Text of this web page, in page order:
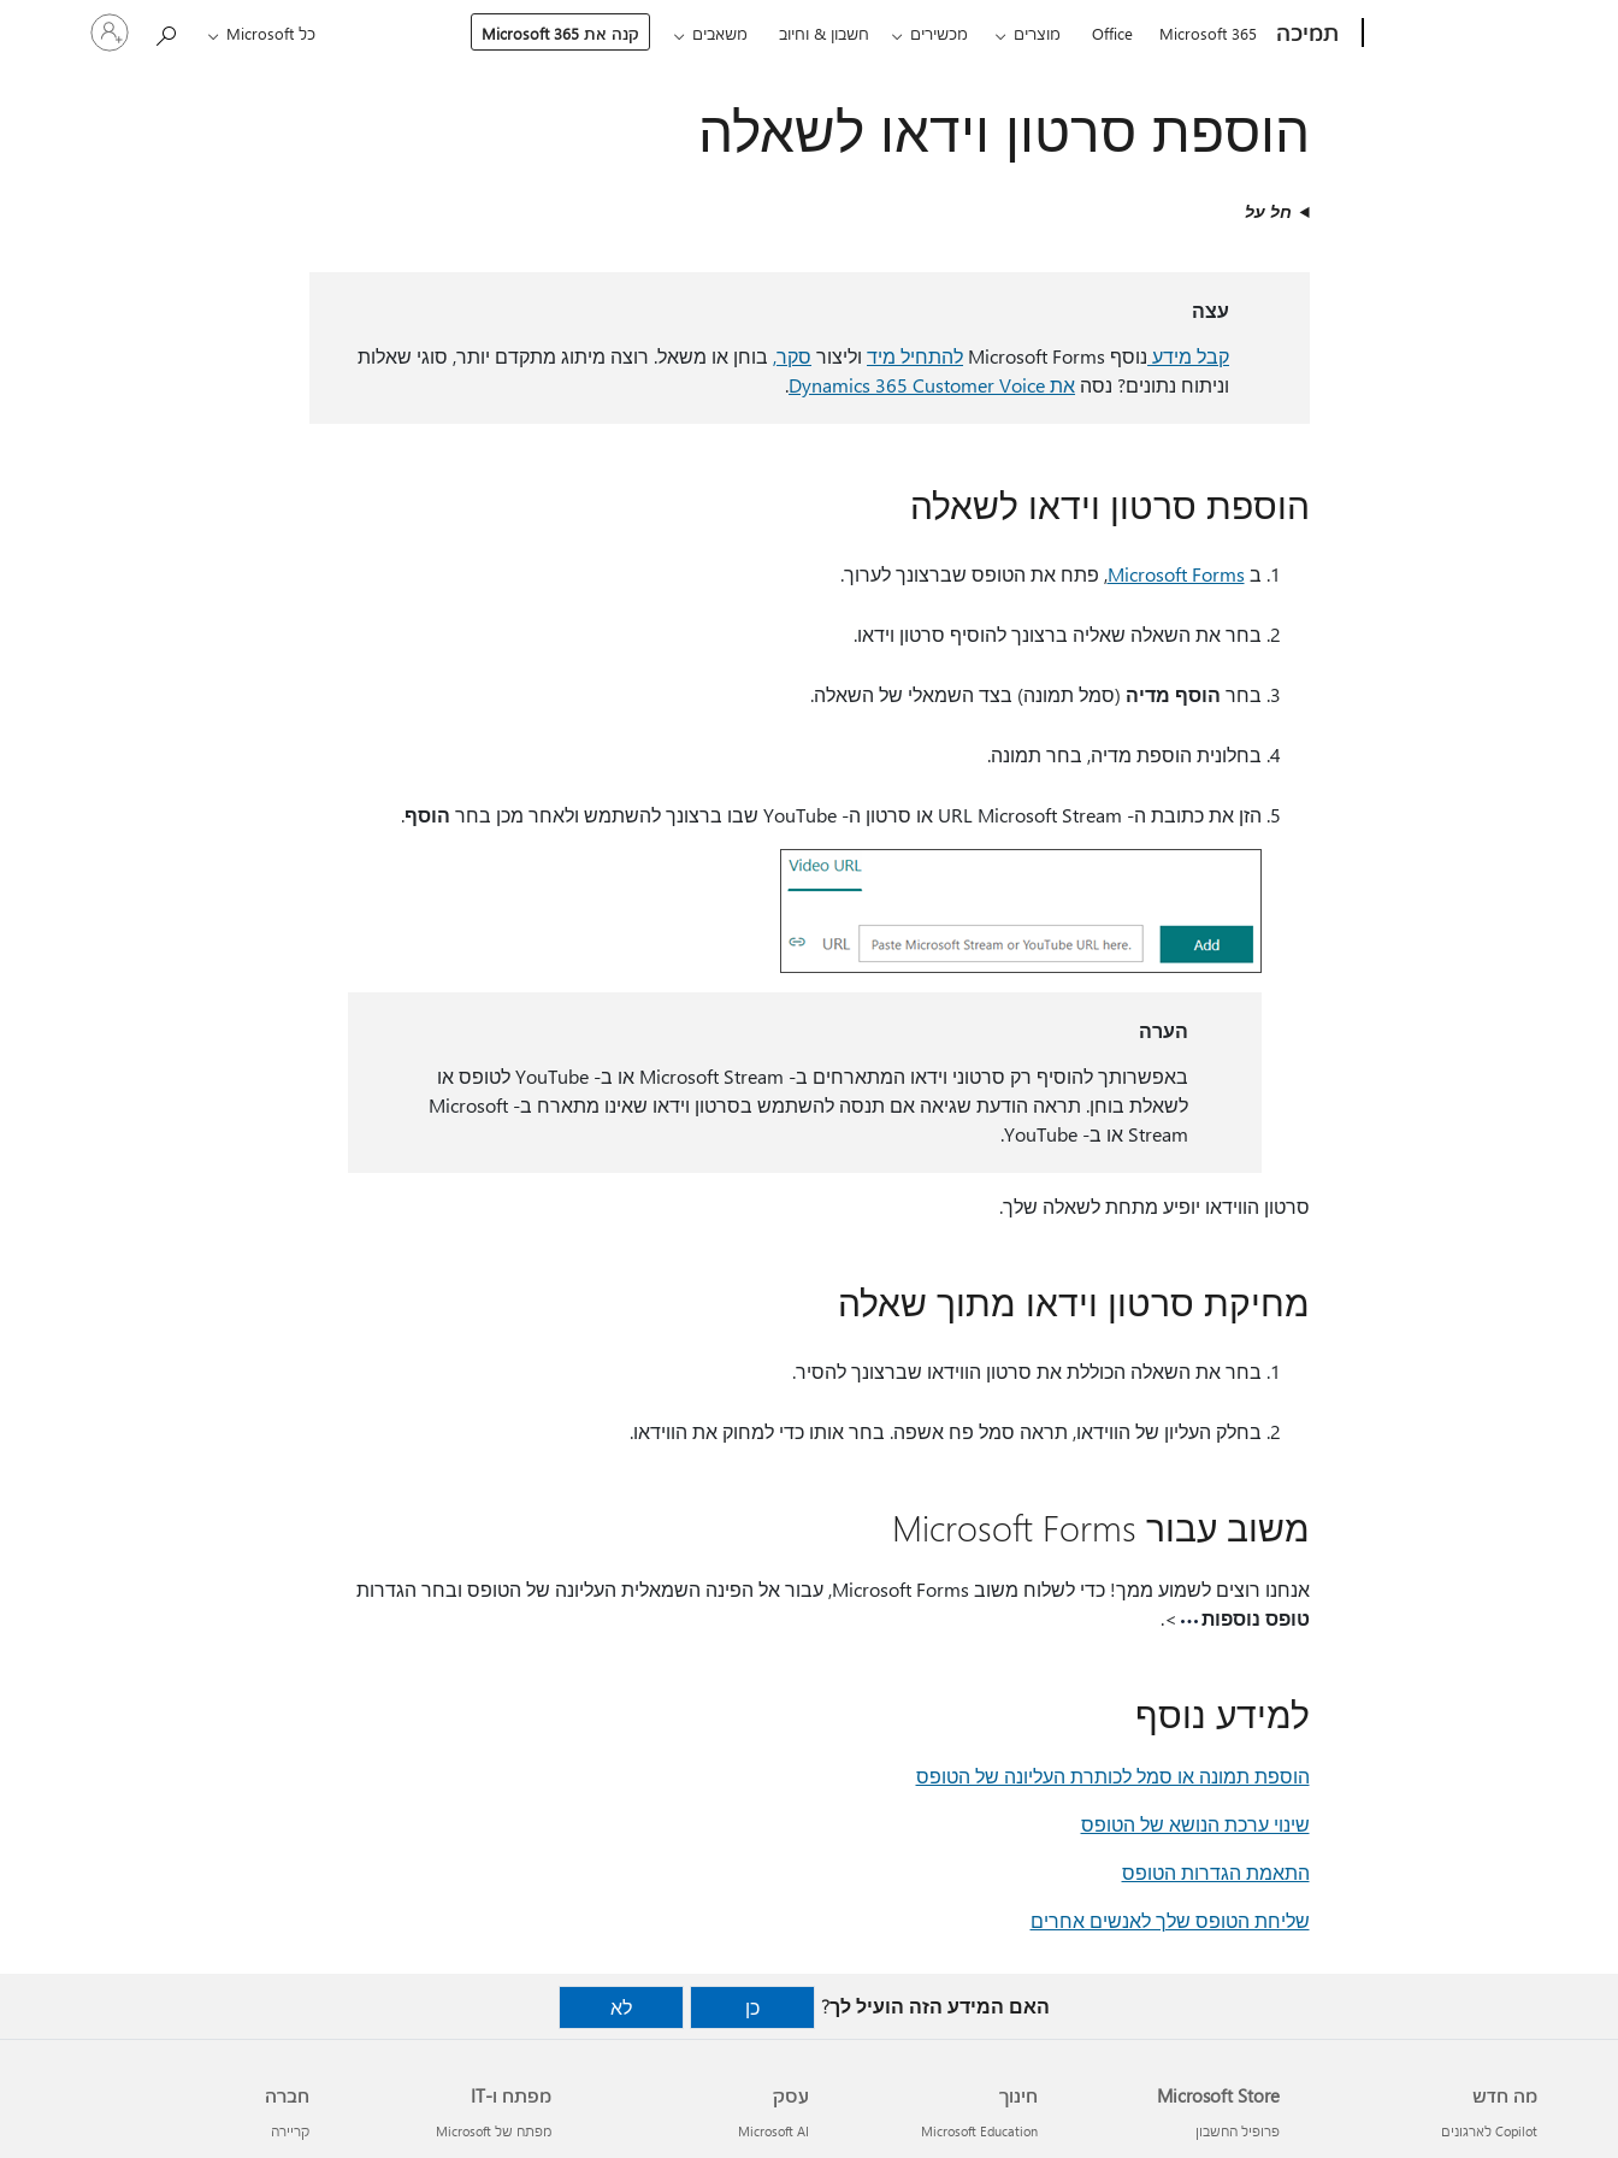
תמיכה Microsoft 365
Office מוצרים מכשירים חשבון & וחיוב משאבים קנה את Microsoft 365 כל Microsoft
היכנס
לחשבון
שלך
הוספת סרטון וידאו לשאלה
חל על
עצה
קבל מידע נוסף Microsoft Forms להתחיל מידוליצור סקר, בוחן או משאל. רוצה מיתוג מתקדם יותר, סוגי שאלות
וניתוח נתונים? נסה את Dynamics 365 Customer Voice .
הוספת סרטון וידאו לשאלה
ב Microsoft Forms, פתח את הטופס שברצונך לערוך.
בחר את השאלה שאליה ברצונך להוסיף סרטון וידאו.
בחר הוסף מדיה (סמל תמונה) בצד השמאלי של השאלה.
בחלונית הוספת מדיה, בחר תמונה.
הזן את כתובת ה- URL Microsoft Stream או סרטון ה- YouTube שבו ברצונך להשתמש ולאחר מכן בחר הוסף.
הערה
באפשרותך להוסיף רק סרטוני וידאו המתארחים ב- Microsoft Stream או ב- YouTube לטופס או
לשאלת בוחן. תראה הודעת שגיאה אם תנסה להשתמש בסרטון וידאו שאינו מתארח ב- Microsoft
Stream או ב- YouTube.
סרטון הווידאו יופיע מתחת לשאלה שלך.
מחיקת סרטון וידאו מתוך שאלה
בחר את השאלה הכוללת את סרטון הווידאו שברצונך להסיר.
בחלק העליון של הווידאו, תראה סמל פח אשפה. בחר אותו כדי למחוק את הווידאו.
משוב עבור Microsoft Forms
אנחנו רוצים לשמוע ממך! כדי לשלוח משוב Microsoft Forms, עבור אל הפינה השמאלית העליונה של הטופס ובחר הגדרות
טופס נוספות
>.
למידע נוסף
הוספת תמונה או סמל לכותרת העליונה של הטופס
שינוי ערכת הנושא של הטופס
התאמת הגדרות הטופס
שליחת הטופס שלך לאנשים אחרים
האם המידע הזה הועיל לך? כן לא
מה חדש
Copilot לארגונים
Microsoft Store
פרופיל החשבון
חינוך
Microsoft Education
עסק
Microsoft AI
מפתח ו-IT
מפתח של Microsoft
חברה
קריירה